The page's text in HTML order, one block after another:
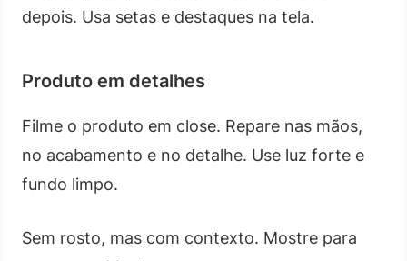
depois. Usa setas e destaques na tela.
Produto em detalhes
Filme o produto em close. Repare nas mãos,
no acabamento e no detalhe. Use luz forte e
fundo limpo.
Sem rosto, mas com contexto. Mostre para